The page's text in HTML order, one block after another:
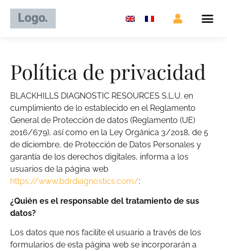
Política de privacidad
BLACKHILLS DIAGNOSTIC RESOURCES S.L.U. en
cumplimiento de lo establecido en el Reglamento
General de Protección de datos (Reglamento (UE)
2016/679), así como en la Ley Orgánica 3/2018, de 5
de diciembre, de Protección de Datos Personales y
garantía de los derechos digitales, informa a los
usuarios de la página web
https://www.bdrdiagnostics.com/:
¿Quién es el responsable del tratamiento de sus
datos?
Los datos que nos facilite el usuario a través de los
formularios de esta página web se incorporarán a